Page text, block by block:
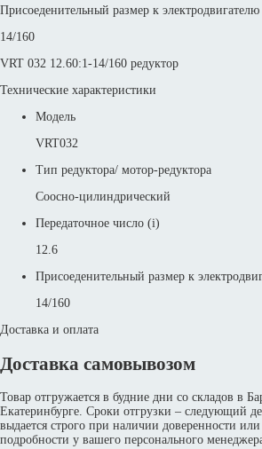
Присоеденительный размер к
14/160
VRT 032 12.60:1-14/160 редуктор
Технические характеристики
Модель
VRT032
Тип редуктора/ мотор-редуктора
Соосно-цилиндрический
Передаточное число (i)
12.6
Присоеденительный размер к
14/160
Доставка и оплата
Доставка самовывозом
Товар отгружается в будние дни со складов в
Екатеринбурге. Сроки отгрузки – следующий
выдается строго при наличии доверенности
подробности у вашего персонального